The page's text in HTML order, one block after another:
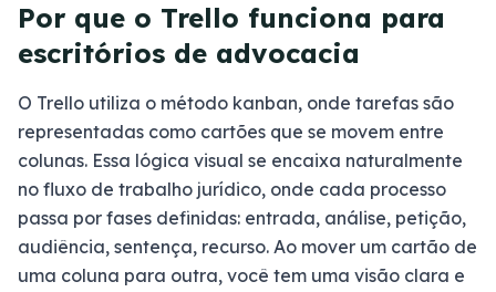
Por que o Trello funciona para
escritórios de advocacia
O Trello utiliza o método kanban, onde tarefas são
representadas como cartões que se movem entre
colunas. Essa lógica visual se encaixa naturalmente
no fluxo de trabalho jurídico, onde cada processo
passa por fases definidas: entrada, análise, petição,
audiência, sentença, recurso. Ao mover um cartão de
uma coluna para outra, você tem uma visão clara e